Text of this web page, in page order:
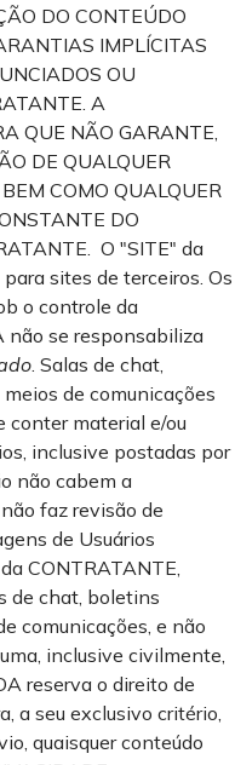
DO CONTEÚDO
IMPLÍCITAS
OU
A
QUE NÃO GARANTE,
DE QUALQUER
COMO QUALQUER
DO
O "SITE" da
sites de terceiros. Os
o controle da
não se responsabiliza
. Salas de chat,
de comunicações
conter material e/ou
inclusive postadas por
não cabem a
faz revisão de
de Usuários
CONTRATANTE,
de chat, boletins
comunicações, e não
inclusive civilmente,
reserva o direito de
a seu exclusivo critério,
quaisquer conteúdo